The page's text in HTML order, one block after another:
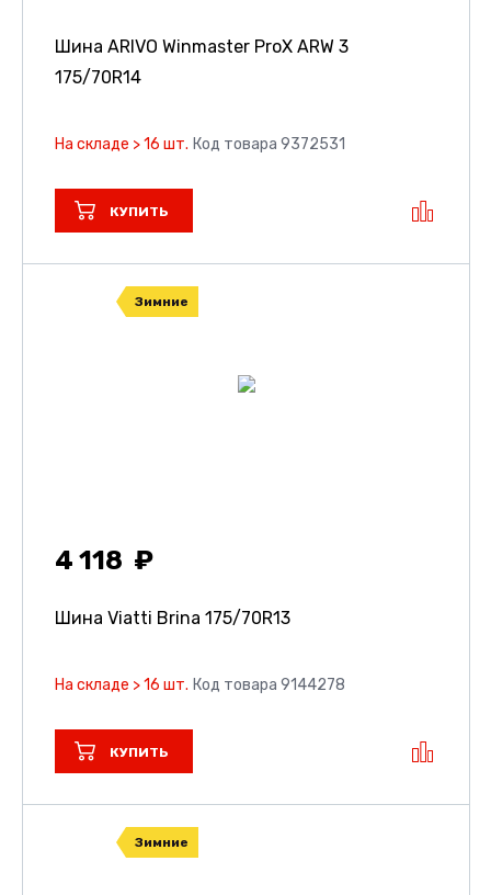
Шина ARIVO Winmaster ProX ARW 3
175/70R14
На складе > 16 шт. Код товара 9372531
КУПИТЬ
Зимние
4 118
Шина Viatti Brina 175/70R13
На складе > 16 шт. Код товара 9144278
КУПИТЬ
Зимние